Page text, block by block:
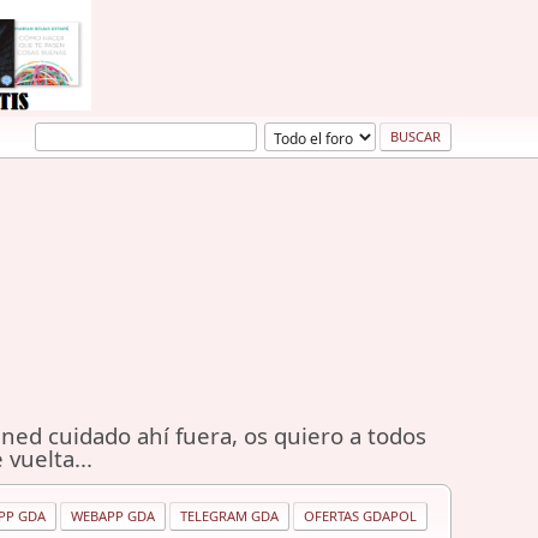
cuidado ahí fuera, os quiero a todos
vuelta...
GDA WEBAPP GDA TELEGRAM GDA OFERTAS GDAPOL